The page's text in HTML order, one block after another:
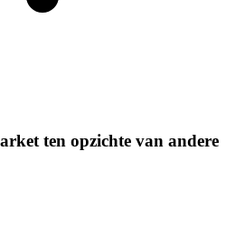
ten opzichte van andere